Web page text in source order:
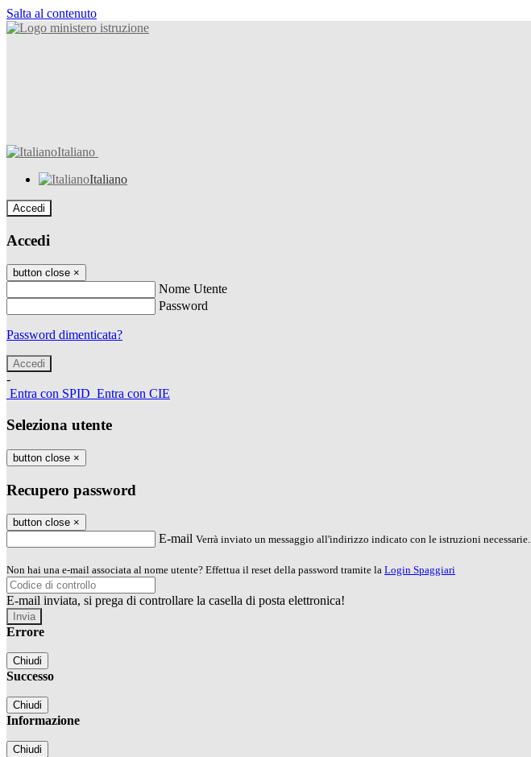
Salta al contenuto
Italiano
Italiano
Accedi
Accedi
button close ×
Nome Utente
Password
Password dimenticata?
-
Entra con SPID Entra con CIE
Seleziona utente
button close ×
Recupero password
button close ×
E-mail Verrà inviato un messaggio all'indirizzo indicato con le istruzioni necessarie.
Non hai una e-mail associata al nome utente? Effettua il reset della password tramite la Login Spaggiari
E-mail inviata, si prega di controllare la casella di posta elettronica!
Errore
Chiudi
Successo
Chiudi
Informazione
Chiudi